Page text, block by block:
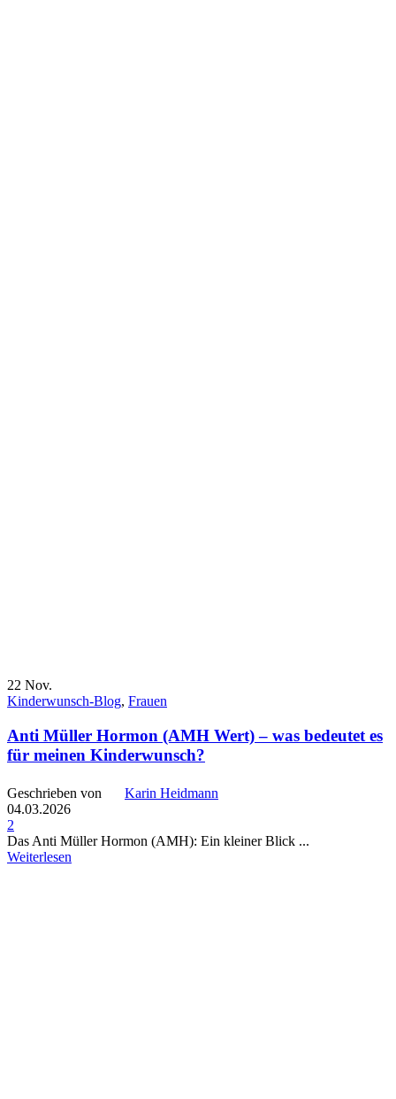
22 Nov.
Kinderwunsch-Blog, Frauen
Anti Müller Hormon (AMH Wert) – was bedeutet es
für meinen Kinderwunsch?
Geschrieben von
Karin Heidmann
04.03.2026
2
Das Anti Müller Hormon (AMH): Ein kleiner Blick ...
Weiterlesen